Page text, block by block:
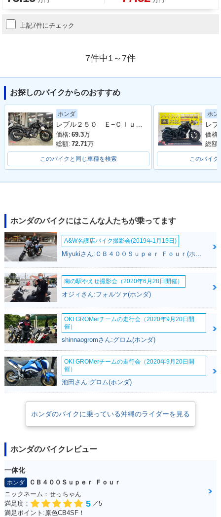
上記7件にチェック
7件中1～7件
お探しのバイクからのおすすめ
ホンダ
レブル２５０ Ｅ−Ｃｌｕｔｃｈ 新車 ＡＢＳ ＬＥＤ
価格: 69.3万
総額: 72.71万
このバイクと同じ車種を検索
ホン
価格:
総額:
このバイク
ホンダのバイクにはこんな人たちが乗ってます
A&W名護店バイク撮影会(2019年1月19日)
Miyukiさん:ＣＢ４００Ｓｕｐｅｒ Ｆｏｕｒ(ホンダ)
南の駅やえせ撮影会（2020年6月28日開催）
オジィさん:フォルツァ(ホンダ)
OKI GROMerチームの走行会（2020年9月20日開
催）
shinnaogromさん:グロム(ホンダ)
OKI GROMerチームの走行会（2020年9月20日開
催）
池田さん:グロム(ホンダ)
ホンダのバイクに乗っている沖縄のライダーを見る
ホンダのバイクレビュー
一体化
ホンダ
ＣＢ４００Ｓｕｐｅｒ Ｆｏｕｒ
ニックネーム：せっちゃん
満足度：
5 ／5
満足ポイント:原色CB4SF！